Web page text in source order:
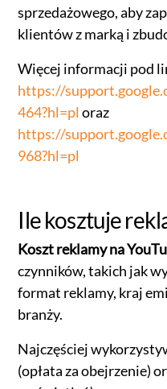
sprzedażowego, aby
klientów z marką i
Więcej informacji pod
https://
464?hl=pl oraz
https://
968?hl=pl
Ile kosztuje
Koszt reklamy na
czynników, takich jak
format reklamy, kraj
branży.
Najczęściej
(opłata za obejrzenie)